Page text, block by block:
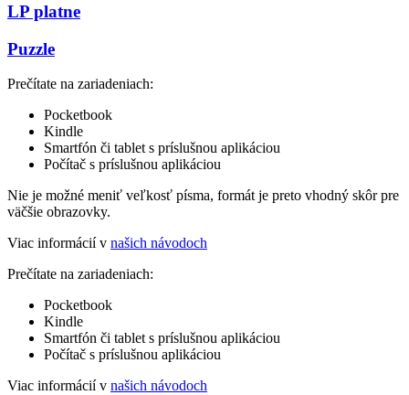
LP platne
Puzzle
Prečítate na zariadeniach:
Pocketbook
Kindle
Smartfón či tablet s príslušnou aplikáciou
Počítač s príslušnou aplikáciou
Nie je možné meniť veľkosť písma, formát je preto vhodný skôr pre
väčšie obrazovky.
Viac informácií v našich návodoch
Prečítate na zariadeniach:
Pocketbook
Kindle
Smartfón či tablet s príslušnou aplikáciou
Počítač s príslušnou aplikáciou
Viac informácií v našich návodoch